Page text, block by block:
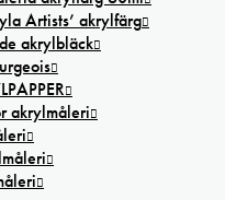
Artists’ akrylfärg
akrylbläck
akrylmåleri